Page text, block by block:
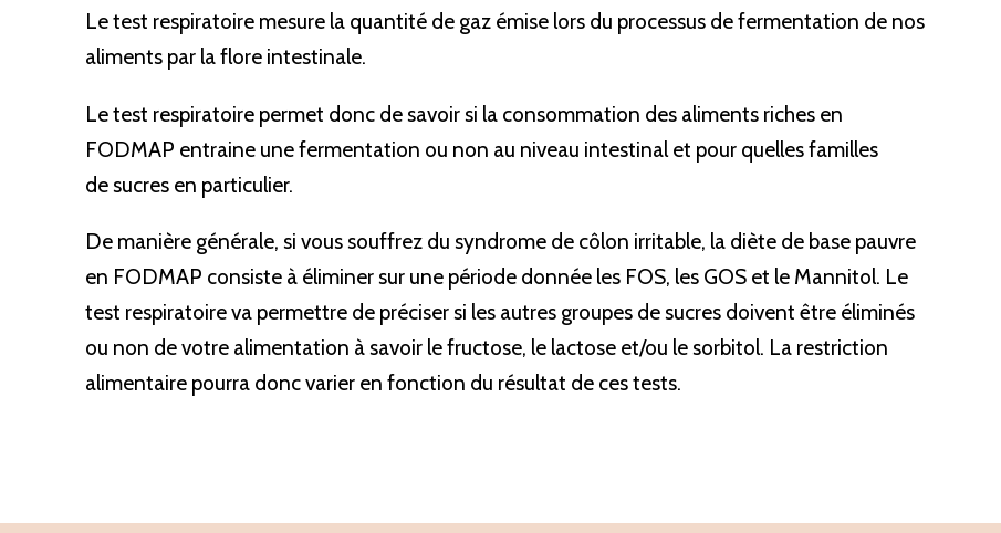
Le test respiratoire mesure la quantité de gaz émise lors du processus de fermentation de nos
aliments par la flore intestinale.
Le test respiratoire permet donc de savoir si la consommation des aliments riches en
FODMAP entraine une fermentation ou non au niveau intestinal et pour quelles familles
de sucres en particulier.
De manière générale, si vous souffrez du syndrome de côlon irritable, la diète de base pauvre
en FODMAP consiste à éliminer sur une période donnée les FOS, les GOS et le Mannitol. Le
test respiratoire va permettre de préciser si les autres groupes de sucres doivent être éliminés
ou non de votre alimentation à savoir le fructose, le lactose et/ou le sorbitol. La restriction
alimentaire pourra donc varier en fonction du résultat de ces tests.